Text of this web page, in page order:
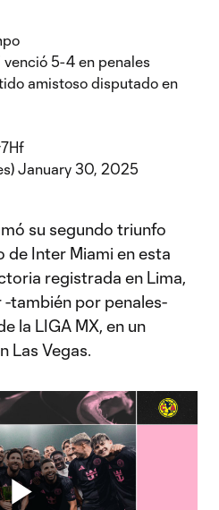
venció 5-4 en penales
amistoso disputado en
January 30, 2025
su segundo triunfo
Inter Miami en esta
registrada en Lima,
también por penales-
la LIGA MX, en un
Las Vegas.